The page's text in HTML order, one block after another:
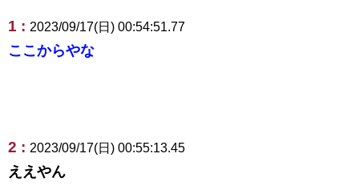
1 : 2023/09/17(日) 00:54:51.77
ここからやな
2 : 2023/09/17(日) 00:55:13.45
ええやん